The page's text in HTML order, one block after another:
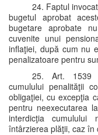
24. Faptul
bugetul aprobat
bugetare aprobate
cuvenite unui
inflaţiei, după cum nu
penalizatoare pentru
25. Art. 1539
cumulului penalităţii
obligaţiei, cu excepţia
pentru neexecutarea
interdicţia
întârzierea plăţii, caz în